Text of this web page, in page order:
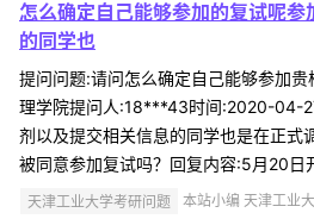
怎么确定自己能够参加的复试呢
的同学也
提问问题:请问怎么确定自己能够参加
理学院提问人:18***43时间:2020-04-
剂以及提交相关信息的同学也是在正式
被同意参加复试吗？回复内容:5月20日
天津工业大学考研问题 本站小编 天津工业